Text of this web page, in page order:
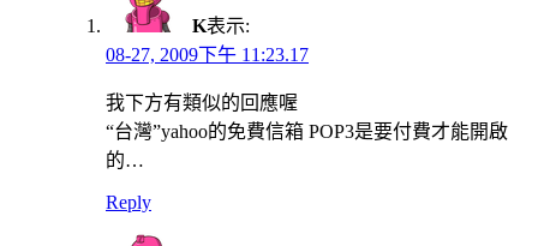
K表示:
08-27, 2009下午 11:23.17
我下方有類似的回應喔
“台灣”yahoo的免費信箱 POP3是要付費才能開啟
的…
Reply